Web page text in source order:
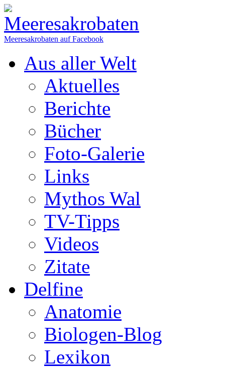
Meeresakrobaten auf Facebook
Aus aller Welt
Aktuelles
Berichte
Bücher
Foto-Galerie
Links
Mythos Wal
TV-Tipps
Videos
Zitate
Delfine
Anatomie
Biologen-Blog
Lexikon